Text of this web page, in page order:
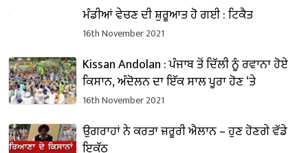
ਮੰਡੀਆਂ ਵੇਚਣ ਦੀ ਸ਼ੁਰੂਆਤ ਹੋ ਗਈ : ਟਿਕੈਤ
16th November 2021
Kissan Andolan : ਪੰਜਾਬ ਤੋਂ ਦਿੱਲੀ ਨੂੰ ਰਵਾਨਾ ਹੋਏ
ਕਿਸਾਨ, ਅੰਦੋਲਨ ਦਾ ਇੱਕ ਸਾਲ ਪੂਰਾ ਹੋਣ ‘ਤੇ
16th November 2021
ਉਗਰਾਹਾਂ ਨੇ ਕਰਤਾ ਜ਼ਰੂਰੀ ਐਲਾਨ – ਹੁਣ ਹੋਣਗੇ ਵੱਡੇ
ਇਕੱਠ